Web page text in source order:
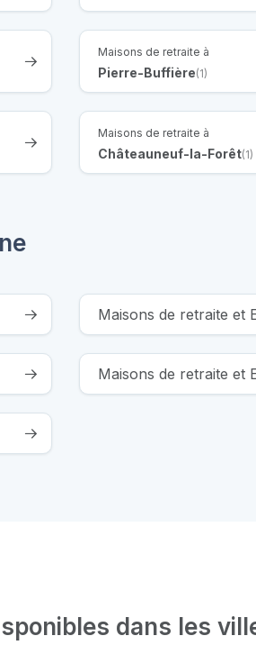
Maisons de retraite à
Pierre-Buffière(1)
Maisons de retraite à
Châteauneuf-la-Forêt(1)
Maisons de retraite et
Maisons de retraite et
dans les